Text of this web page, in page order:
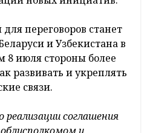
переговоров станет
и Узбекистана в
июля стороны более
развивать и укреплять
связи.
соглашения